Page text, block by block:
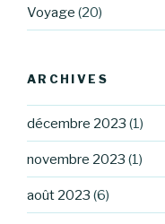
Voyage (20)
ARCHIVES
décembre 2023 (1)
novembre 2023 (1)
août 2023 (6)